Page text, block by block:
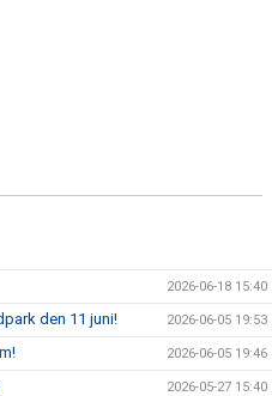
2026-06-18 15:40
den 11 juni! 2026-06-05 19:53
2026-06-05 19:46
2026-05-27 15:40